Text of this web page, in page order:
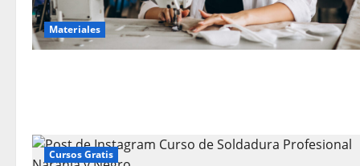
Materiales
Cursos Gratis